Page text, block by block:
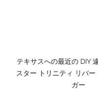
テキサスへの最近の DIY
スター トリニティ リバー
ガー